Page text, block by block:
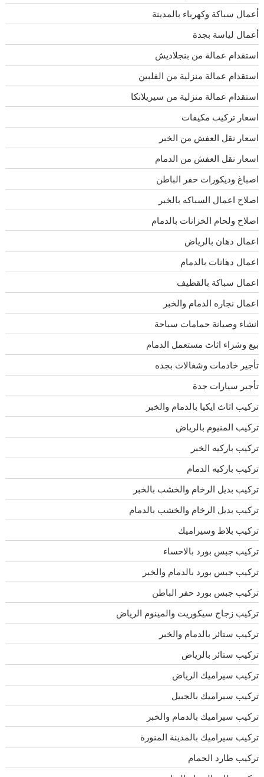
أعمال سباكة وكهرباء بالمدينة
أعمال لياسة بجدة
استقدام عمالة من بنجلاديش
استقدام عمالة منزلية من الفلبين
استقدام عمالة منزلية من سيريلانكا
اسعار تركيب مكيفات
اسعار نقل العفش من الخبر
اسعار نقل العفش من الدمام
اصباغ وديكورات حفر الباطن
اصلاح اعمال السباكه بالخبر
اصلاح ولحام الخزانات بالدمام
اعمال دهان بالرياض
اعمال دهانات بالدمام
اعمال سباكة بالقطيف
اعمال نجاره الدمام والخبر
انشاء وصيانة حمامات سباحة
بيع وشراء اثاث مستعمل الدمام
تأجير خادمات وشغالات بجده
تأجير سيارات جدة
تركيب اثاث ايكيا بالدمام والخبر
تركيب المنيوم بالرياض
تركيب باركيه الخبر
تركيب باركيه الدمام
تركيب بديل الرخام والخشب بالخبر
تركيب بديل الرخام والخشب بالدمام
تركيب بلاط وسيراميك
تركيب جبس بورد بالاحساء
تركيب جبس بورد بالدمام والخبر
تركيب جبس بورد حفر الباطن
تركيب زجاج سيكوريت والمينوم الرياض
تركيب ستائر بالدمام والخبر
تركيب ستائر بالرياض
تركيب سيراميك الرياض
تركيب سيراميك بالجبيل
تركيب سيراميك بالدمام والخبر
تركيب سيراميك بالمدينة المنورة
تركيب طارد الحمام